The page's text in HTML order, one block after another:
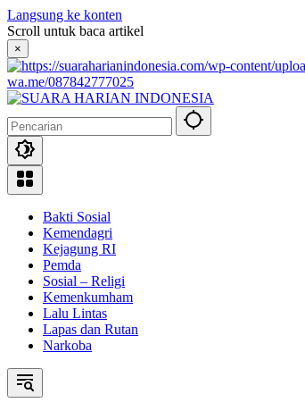
Langsung ke konten
Scroll untuk baca artikel
×
wa.me/087842777025
Bakti Sosial
Kemendagri
Kejagung RI
Pemda
Sosial – Religi
Kemenkumham
Lalu Lintas
Lapas dan Rutan
Narkoba